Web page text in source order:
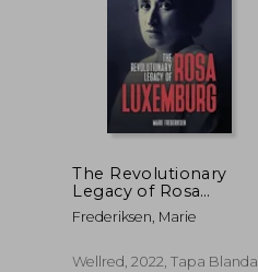
40%
The Revolutionary
Legacy of Rosa
Luxemburg (en
Inglés)
Frederiksen, Marie
Wellred, 2022, Tapa Blanda,